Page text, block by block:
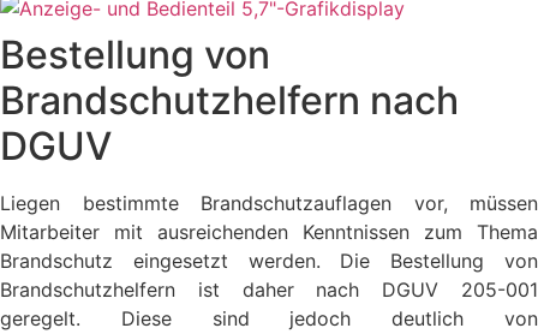
Bestellung von
Brandschutzhelfern nach
DGUV
Liegen bestimmte Brandschutzauflagen vor, müssen
Mitarbeiter mit ausreichenden Kenntnissen zum Thema
Brandschutz eingesetzt werden. Die Bestellung von
Brandschutzhelfern ist daher nach DGUV 205-001
geregelt. Diese sind jedoch deutlich von